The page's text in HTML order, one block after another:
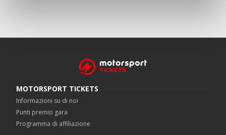
MOTORSPORT TICKETS
Informazioni su di noi
Punti premio gara
Programma di affiliazione